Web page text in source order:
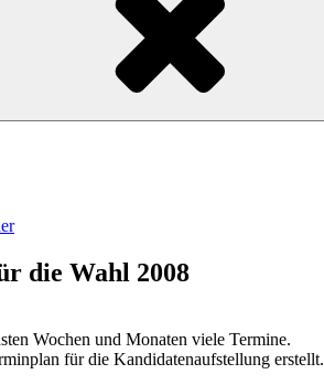
die Wahl 2008
Wochen und Monaten viele Termine.
für die Kandidatenaufstellung erstellt.